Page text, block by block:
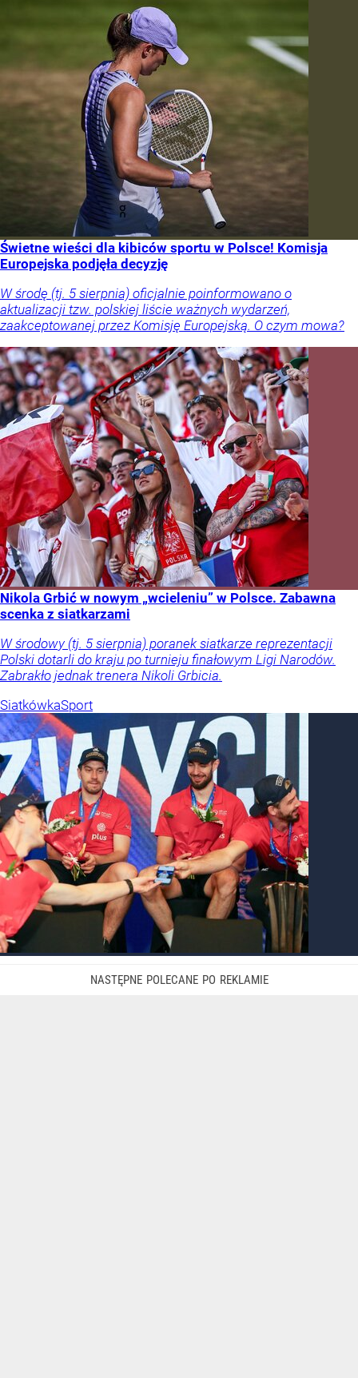
Świetne wieści dla kibiców sportu w Polsce! Komisja
Europejska podjęła decyzję
W środę (tj. 5 sierpnia) oficjalnie poinformowano o
aktualizacji tzw. polskiej liście ważnych wydarzeń,
zaakceptowanej przez Komisję Europejską. O czym mowa?
Nikola Grbić w nowym „wcieleniu” w Polsce. Zabawna
scenka z siatkarzami
W środowy (tj. 5 sierpnia) poranek siatkarze reprezentacji
Polski dotarli do kraju po turnieju finałowym Ligi Narodów.
Zabrakło jednak trenera Nikoli Grbicia.
SiatkówkaSport